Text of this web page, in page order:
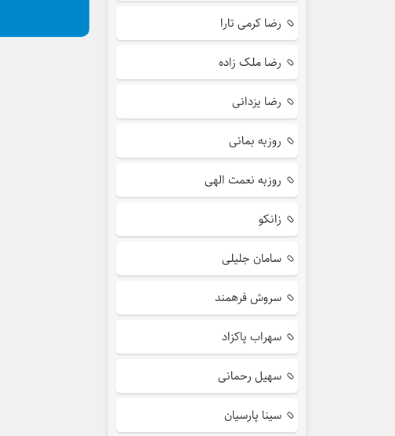
رضا کرمی تارا
رضا ملک زاده
رضا یزدانی
روزبه بمانی
روزبه نعمت الهی
زانکو
سامان جلیلی
سروش فرهمند
سهراب پاکزاد
سهیل رحمانی
سینا پارسیان